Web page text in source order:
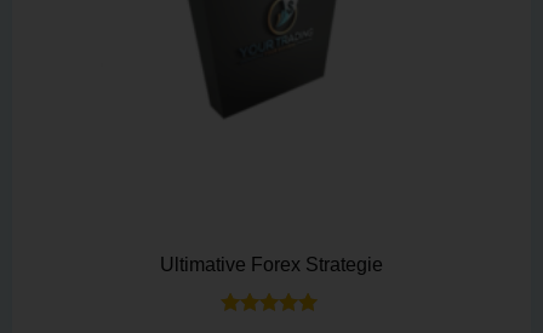
Ultimative Forex Strategie